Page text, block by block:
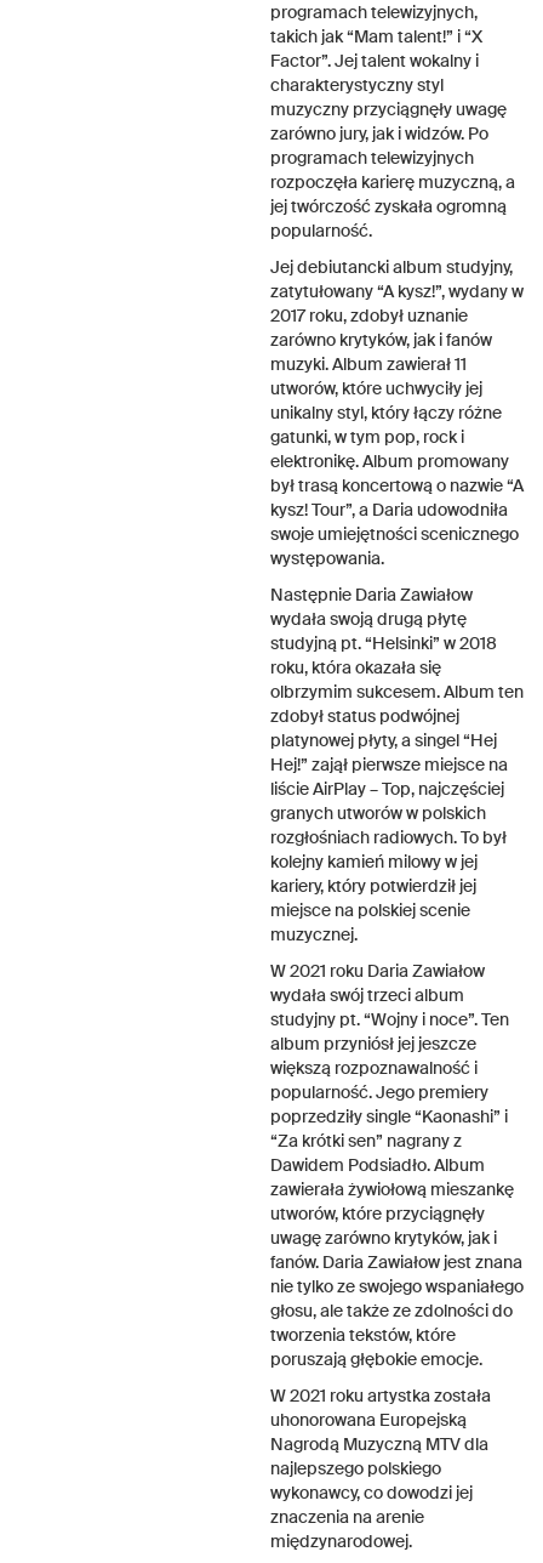
programach telewizyjnych,
takich jak “Mam talent!” i “X
Factor”. Jej talent wokalny i
charakterystyczny styl
muzyczny przyciągnęły uwagę
zarówno jury, jak i widzów. Po
programach telewizyjnych
rozpoczęła karierę muzyczną, a
jej twórczość zyskała ogromną
popularność.
Jej debiutancki album studyjny,
zatytułowany “A kysz!”, wydany w
2017 roku, zdobył uznanie
zarówno krytyków, jak i fanów
muzyki. Album zawierał 11
utworów, które uchwyciły jej
unikalny styl, który łączy różne
gatunki, w tym pop, rock i
elektronikę. Album promowany
był trasą koncertową o nazwie “A
kysz! Tour”, a Daria udowodniła
swoje umiejętności scenicznego
występowania.
Następnie Daria Zawiałow
wydała swoją drugą płytę
studyjną pt. “Helsinki” w 2018
roku, która okazała się
olbrzymim sukcesem. Album ten
zdobył status podwójnej
platynowej płyty, a singel “Hej
Hej!” zajął pierwsze miejsce na
liście AirPlay – Top, najczęściej
granych utworów w polskich
rozgłośniach radiowych. To był
kolejny kamień milowy w jej
kariery, który potwierdził jej
miejsce na polskiej scenie
muzycznej.
W 2021 roku Daria Zawiałow
wydała swój trzeci album
studyjny pt. “Wojny i noce”. Ten
album przyniósł jej jeszcze
większą rozpoznawalność i
popularność. Jego premiery
poprzedziły single “Kaonashi” i
“Za krótki sen” nagrany z
Dawidem Podsiadło. Album
zawierała żywiołową mieszankę
utworów, które przyciągnęły
uwagę zarówno krytyków, jak i
fanów. Daria Zawiałow jest znana
nie tylko ze swojego wspaniałego
głosu, ale także ze zdolności do
tworzenia tekstów, które
poruszają głębokie emocje.
W 2021 roku artystka została
uhonorowana Europejską
Nagrodą Muzyczną MTV dla
najlepszego polskiego
wykonawcy, co dowodzi jej
znaczenia na arenie
międzynarodowej.